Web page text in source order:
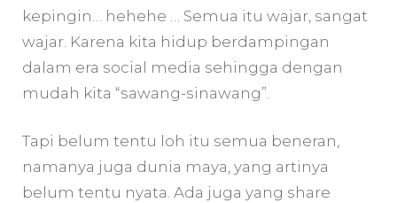
kepingin… hehehe … Semua itu wajar, sangat
wajar. Karena kita hidup berdampingan
dalam era social media sehingga dengan
mudah kita “sawang-sinawang”.
Tapi belum tentu loh itu semua beneran,
namanya juga dunia maya, yang artinya
belum tentu nyata. Ada juga yang share